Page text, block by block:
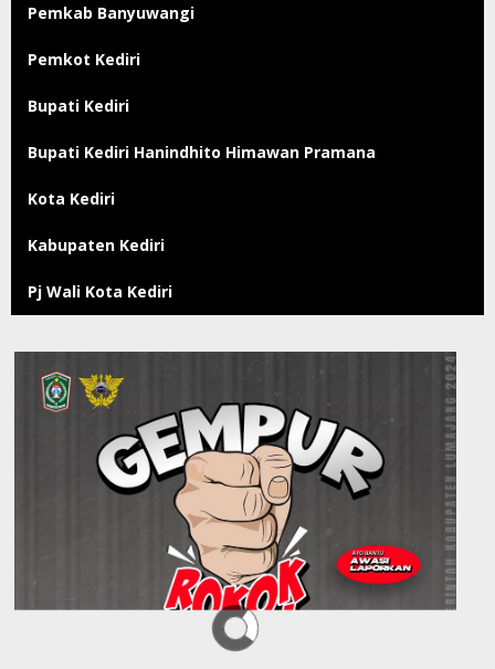
Pemkab Banyuwangi
Pemkot Kediri
Bupati Kediri
Bupati Kediri Hanindhito Himawan Pramana
Kota Kediri
Kabupaten Kediri
Pj Wali Kota Kediri